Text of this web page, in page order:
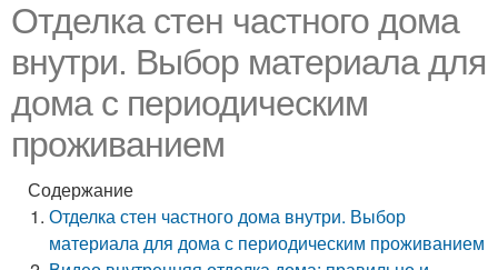
Отделка стен частного дома
внутри. Выбор материала для
дома с периодическим
проживанием
Содержание
Отделка стен частного дома внутри. Выбор
материала для дома с периодическим проживанием